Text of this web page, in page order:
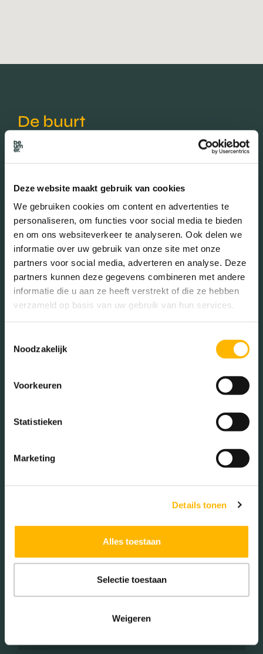
Deze website maakt gebruik van cookies
We gebruiken cookies om content en advertenties te
personaliseren, om functies voor social media te bieden
en om ons websiteverkeer te analyseren. Ook delen we
informatie over uw gebruik van onze site met onze
partners voor social media, adverteren en analyse. Deze
partners kunnen deze gegevens combineren met andere
informatie die u aan ze heeft verstrekt of die ze hebben
verzameld op basis van uw gebruik van hun services.
Noodzakelijk
Voorkeuren
Statistieken
Marketing
Details tonen
Alles toestaan
Selectie toestaan
Weigeren
De buurt
Gehuwd (40.21%)
Ongehuwd (43.39%)
Gescheiden (8.99%)
Verweduwd (7.41%)
Leeftijd in wijk
0 - 15 jaar (13.02%)
Geslacht
Gezinnen met kinderen
Met kinderen (30.85%)
(37.23%)